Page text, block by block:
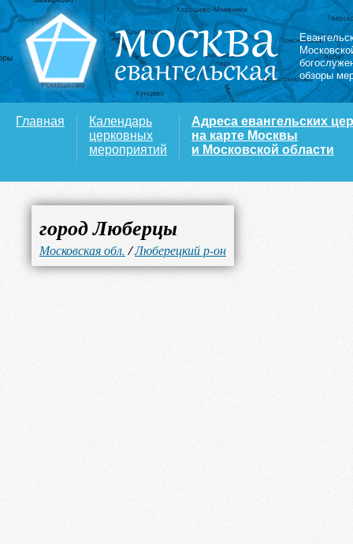
обзоры
Главная
Календарь
церковных
мероприятий
Адреса евангельских
на карте Москвы
и Московской области
город Люберцы
Московская обл. /Люберецкий р-он